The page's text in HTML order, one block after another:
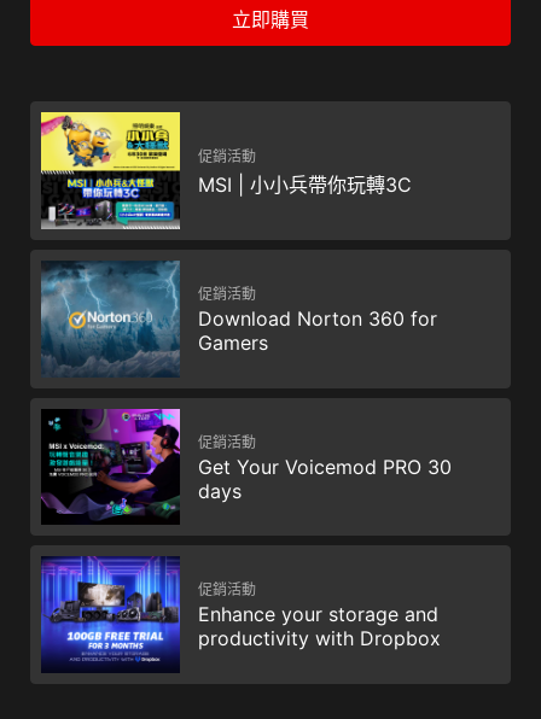
立即購買
促銷活動
MSI | 小小兵帶你玩轉3C
促銷活動
Download Norton 360 for
Gamers
促銷活動
Get Your Voicemod PRO 30
days
促銷活動
Enhance your storage and
productivity with Dropbox